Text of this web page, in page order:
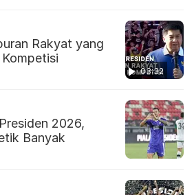
03:32
Rakyat yang
2026,
Banyak